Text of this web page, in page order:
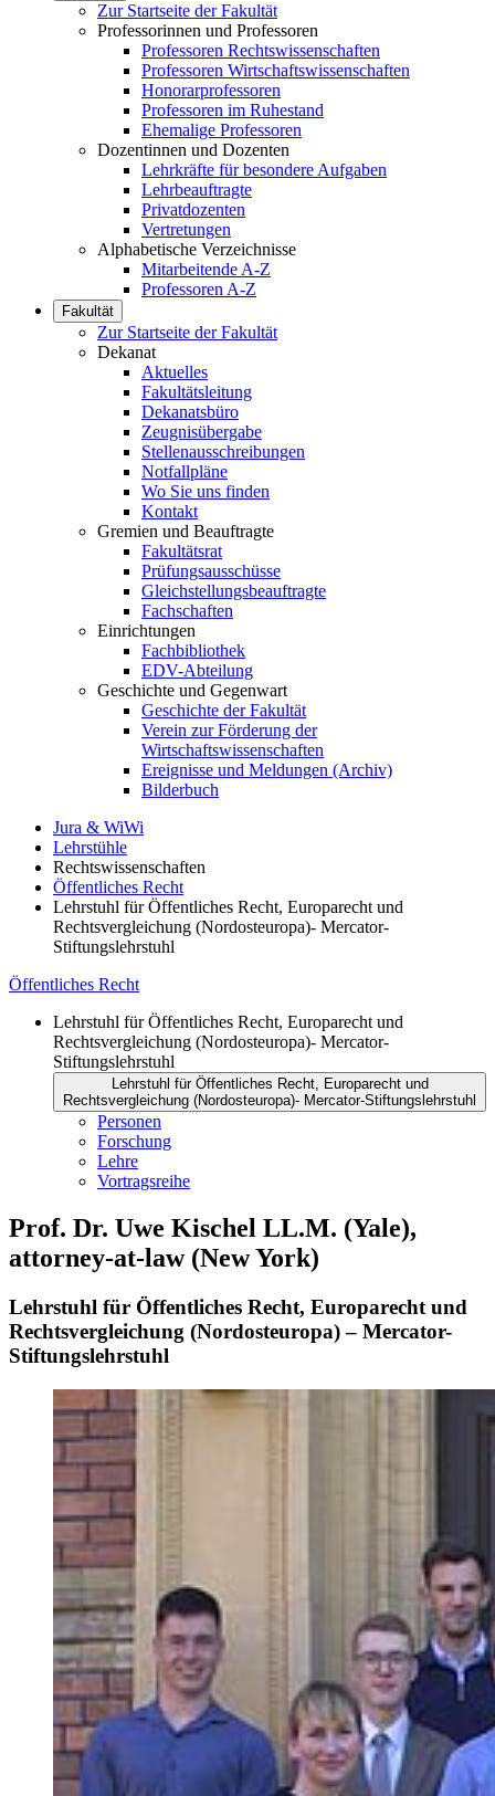
Zur Startseite der Fakultät
Professorinnen und Professoren
Professoren Rechtswissenschaften
Professoren Wirtschaftswissenschaften
Honorarprofessoren
Professoren im Ruhestand
Ehemalige Professoren
Dozentinnen und Dozenten
Lehrkräfte für besondere Aufgaben
Lehrbeauftragte
Privatdozenten
Vertretungen
Alphabetische Verzeichnisse
Mitarbeitende A-Z
Professoren A-Z
Fakultät
Zur Startseite der Fakultät
Dekanat
Aktuelles
Fakultätsleitung
Dekanatsbüro
Zeugnisübergabe
Stellenausschreibungen
Notfallpläne
Wo Sie uns finden
Kontakt
Gremien und Beauftragte
Fakultätsrat
Prüfungsausschüsse
Gleichstellungsbeauftragte
Fachschaften
Einrichtungen
Fachbibliothek
EDV-Abteilung
Geschichte und Gegenwart
Geschichte der Fakultät
Verein zur Förderung der
Wirtschaftswissenschaften
Ereignisse und Meldungen (Archiv)
Bilderbuch
Jura & WiWi
Lehrstühle
Rechtswissenschaften
Öffentliches Recht
Lehrstuhl für Öffentliches Recht, Europarecht und
Rechtsvergleichung (Nordosteuropa)- Mercator-
Stiftungslehrstuhl
Öffentliches Recht
Lehrstuhl für Öffentliches Recht, Europarecht und
Rechtsvergleichung (Nordosteuropa)- Mercator-
Stiftungslehrstuhl
Lehrstuhl für Öffentliches Recht, Europarecht und
Rechtsvergleichung (Nordosteuropa)- Mercator-Stiftungslehrstuhl
Personen
Forschung
Lehre
Vortragsreihe
Prof. Dr. Uwe Kischel LL.M. (Yale),
attorney-at-law (New York)
Lehrstuhl für Öffentliches Recht, Europarecht und
Rechtsvergleichung (Nordosteuropa) – Mercator-
Stiftungslehrstuhl